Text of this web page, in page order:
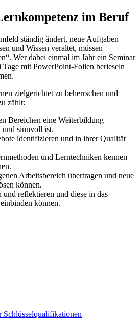
im Beruf
ständig ändert, neue Aufgaben
und Wissen veraltet, müssen
Wer dabei einmal im Jahr ein Seminar
mit PowerPoint-Folien berieseln
zielgerichtet zu beherrschen und
zählt:
Bereichen eine Weiterbildung
sinnvoll ist.
identifizieren und in ihrer Qualität
und Lerntechniken kennen
Arbeitsbereich übertragen und neue
können.
und reflektieren und diese in das
können.
Schlüsselqualifikationen